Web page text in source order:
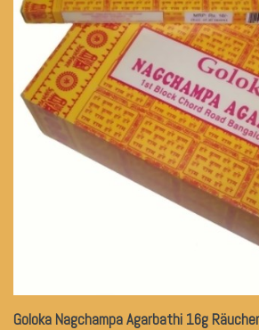
Goloka Nagchampa Agarbathi 16g